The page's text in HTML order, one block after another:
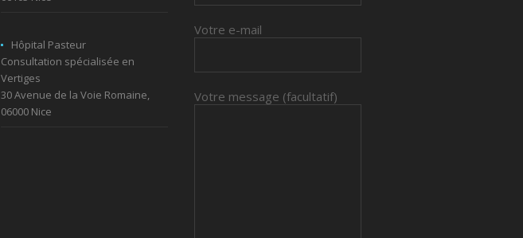
Hôpital Pasteur
Consultation spécialisée en
Vertiges
30 Avenue de la Voie Romaine,
06000 Nice
Votre e-mail
Votre message (facultatif)